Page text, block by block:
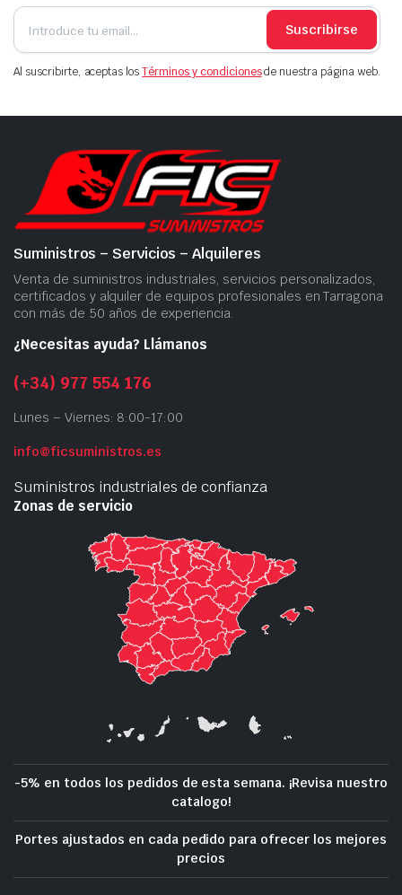
Suscribirse
Al suscribirte, aceptas losTérminos y condicionesde nuestra página web.
Suministros – Servicios – Alquileres
Venta de suministros industriales, servicios personalizados,
certificados y alquiler de equipos profesionales en Tarragona
con más de 50 años de experiencia.
¿Necesitas ayuda? Llámanos
(+34) 977 554 176
Lunes – Viernes: 8:00-17:00
info@ficsuministros.es
Suministros industriales de confianza
Zonas de servicio
-5% en todos los pedidos de esta semana. ¡Revisa nuestro
catalogo!
Portes ajustados en cada pedido para ofrecer los mejores
precios